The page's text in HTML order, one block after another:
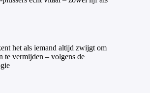
het als iemand altijd zwijgt om
te vermijden – volgens de